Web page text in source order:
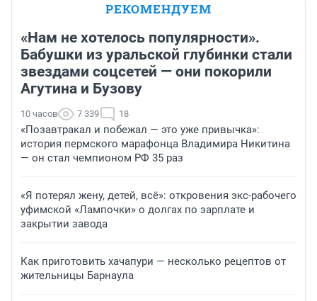
РЕКОМЕНДУЕМ
«Нам не хотелось популярности».
Бабушки из уральской глубинки стали
звездами соцсетей — они покорили
Агутина и Бузову
10 часов 7 339 18
«Позавтракал и побежал — это уже привычка»:
история пермского марафонца Владимира Никитина
— он стал чемпионом РФ 35 раз
«Я потерял жену, детей, всё»: откровения экс-рабочего
уфимской «Лампочки» о долгах по зарплате и
закрытии завода
Как приготовить хачапури — несколько рецептов от
жительницы Барнаула